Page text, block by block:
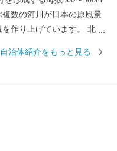
数の河川が日本の原風景
作り上げています。 北条
しむ人々が集います。ま
自治体紹介をもっと見る